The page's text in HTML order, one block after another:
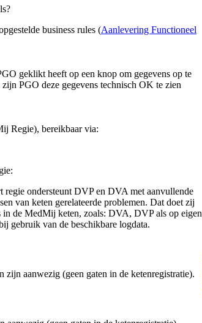
business rules (Aanlevering Functioneel
geklikt heeft op een knop om gegevens op te
PGO deze gegevens technisch OK te zien
Regie), bereikbaar via:
ondersteunt DVP en DVA met aanvullende
van keten gerelateerde problemen. Dat doet zij
in de MedMij keten, zoals: DVA, DVP als op eigen
gebruik van de beschikbare logdata.
zijn aanwezig (geen gaten in de ketenregistratie).